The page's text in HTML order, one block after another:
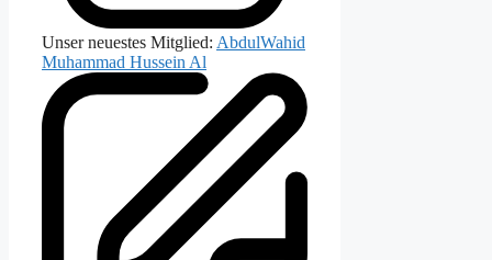
Unser neuestes Mitglied: AbdulWahid
Muhammad Hussein Al